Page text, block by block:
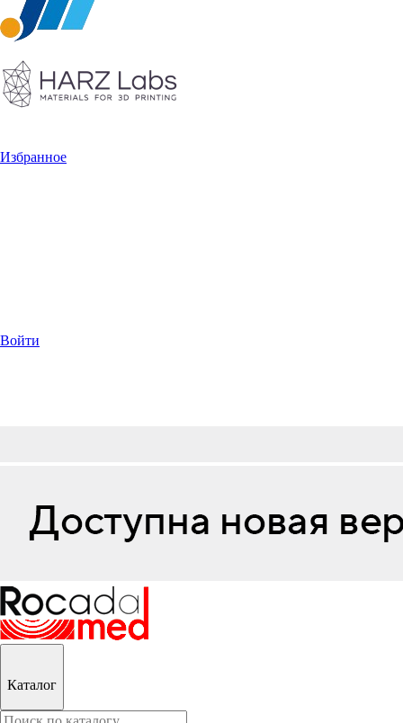
Избранное
Войти
Каталог